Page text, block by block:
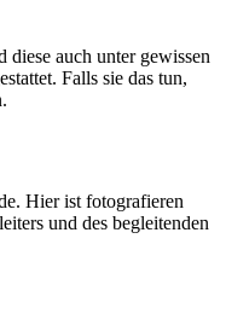
diese auch unter gewissen
Falls sie das tun,
Hier ist fotografieren
und des begleitenden